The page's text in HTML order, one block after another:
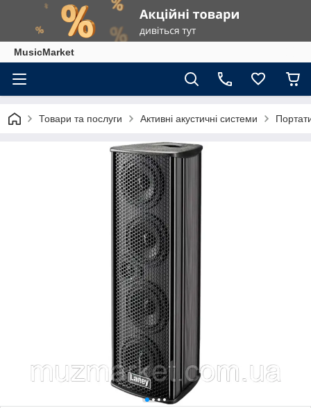
MusicMarket
Товари та послуги Активні акустичні системи